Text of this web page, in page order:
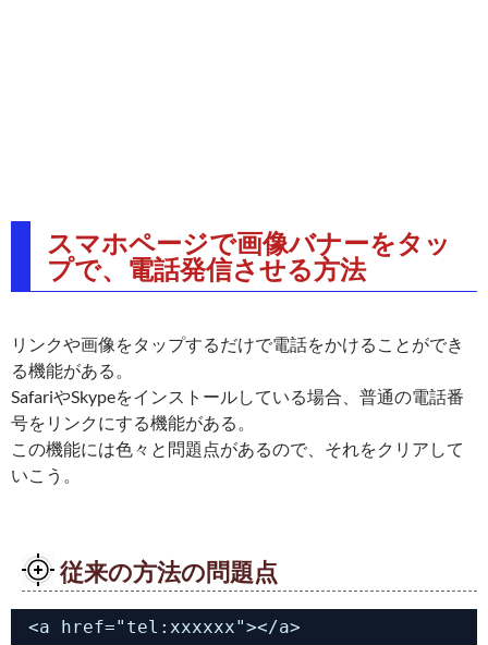
スマホページで画像バナーをタッ
プで、電話発信させる方法
リンクや画像をタップするだけで電話をかけることができ
る機能がある。
SafariやSkypeをインストールしている場合、普通の電話番
号をリンクにする機能がある。
この機能には色々と問題点があるので、それをクリアして
いこう。
従来の方法の問題点
<a href="tel:xxxxxx"></a>